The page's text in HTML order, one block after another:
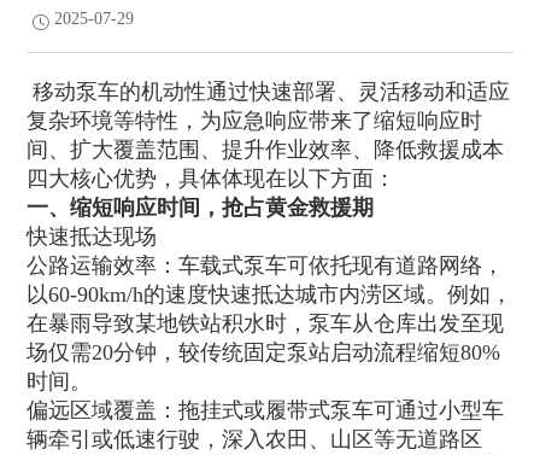
2025-07-29
移动泵车的机动性通过快速部署、灵活移动和适应
复杂环境等特性，为应急响应带来了缩短响应时
间、扩大覆盖范围、提升作业效率、降低救援成本
四大核心优势，具体体现在以下方面：
一、缩短响应时间，抢占黄金救援期
快速抵达现场
公路运输效率：车载式泵车可依托现有道路网络，
以60-90km/h的速度快速抵达城市内涝区域。例如，
在暴雨导致某地铁站积水时，泵车从仓库出发至现
场仅需20分钟，较传统固定泵站启动流程缩短80%
时间。
偏远区域覆盖：拖挂式或履带式泵车可通过小型车
辆牵引或低速行驶，深入农田、山区等无道路区